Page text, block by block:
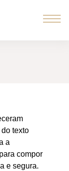
texto
a
compor
e segura.